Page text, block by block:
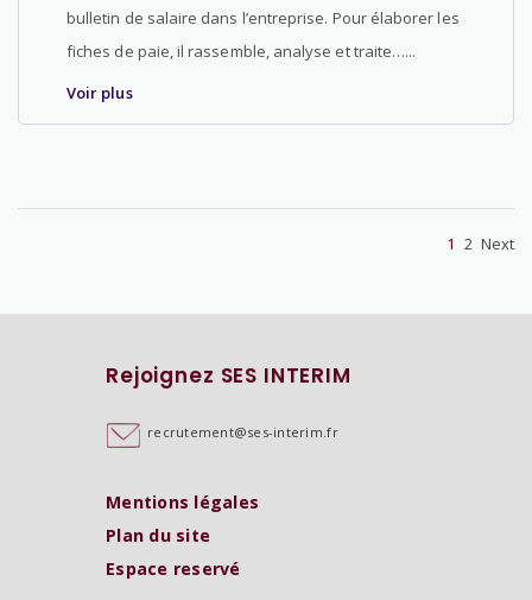
bulletin de salaire dans l’entreprise. Pour élaborer les
fiches de paie, il rassemble, analyse et traite…...
Voir plus
1 2 Next
Rejoignez SES INTERIM
recrutement@ses-interim.fr
Mentions légales
Plan du site
Espace reservé